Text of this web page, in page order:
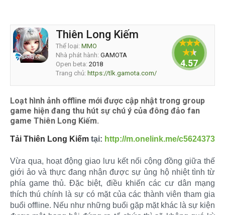
Thiên Long Kiếm
Thể loại: MMO
Nhà phát hành: GAMOTA
Open beta: 2018
Trang chủ: https://tlk.gamota.com/
4.57143
Loạt hình ảnh offline mới được cập nhật trong group
game hiện đang thu hút sự chú ý của đông đảo fan
game Thiên Long Kiếm.
Tải Thiên Long Kiếm tại: http://m.onelink.me/c5624373
Vừa qua, hoạt động giao lưu kết nối cộng đồng giữa thế
giới ảo và thực đang nhận được sự ủng hộ nhiệt tình từ
phía game thủ. Đặc biệt, điều khiến các cư dân mạng
thích thú chính là sự có mặt của các thành viên tham gia
buổi offline. Nếu như những buổi gặp mặt khác là sự kiện